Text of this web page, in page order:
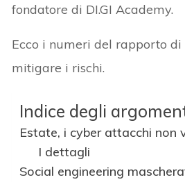
fondatore di DI.GI Academy.
Ecco i numeri del rapporto di
mitigare i rischi.
Indice degli
Estate, i cyber attacchi non
I dettagli
Social engineering